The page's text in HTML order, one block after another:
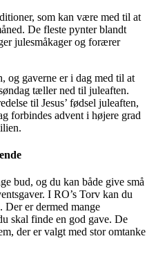
som kan være med til at
De fleste pynter blandt
julesmåkager og forærer
og gaverne er i dag med til at
tæller ned til juleaften.
til Jesus’ fødsel juleaften,
forbindes advent i højere grad
bud, og du kan både give små
I RO’s Torv kan du
er dermed mange
skal finde en god gave. De
der er valgt med stor omtanke